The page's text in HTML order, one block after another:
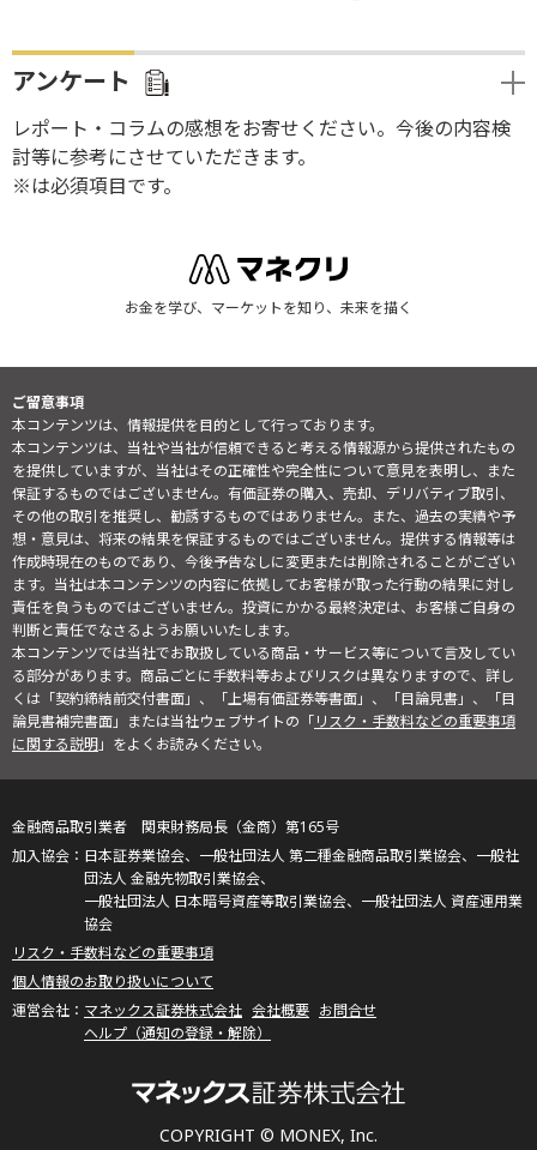
アンケート
レポート・コラムの感想をお寄せください。今後の内容検
討等に参考にさせていただきます。
※は必須項目です。
お金を学び、マーケットを知り、未来を描く
ご留意事項
本コンテンツは、情報提供を目的として行っております。
本コンテンツは、当社や当社が信頼できると考える情報源から提供されたもの
を提供していますが、当社はその正確性や完全性について意見を表明し、また
保証するものではございません。有価証券の購入、売却、デリバティブ取引、
その他の取引を推奨し、勧誘するものではありません。また、過去の実績や予
想・意見は、将来の結果を保証するものではございません。提供する情報等は
作成時現在のものであり、今後予告なしに変更または削除されることがござい
ます。当社は本コンテンツの内容に依拠してお客様が取った行動の結果に対し
責任を負うものではございません。投資にかかる最終決定は、お客様ご自身の
判断と責任でなさるようお願いいたします。
本コンテンツでは当社でお取扱している商品・サービス等について言及してい
る部分があります。商品ごとに手数料等およびリスクは異なりますので、詳し
くは「契約締結前交付書面」、「上場有価証券等書面」、「目論見書」、「目
論見書補完書面」または当社ウェブサイトの「リスク・手数料などの重要事項
に関する説明」をよくお読みください。
COPYRIGHT © MONEX, Inc.
金融商品取引業者 関東財務局長（金商）第165号
日本証券業協会、一般社団法人 第二種金融商品取引業協会、一般社
団法人 金融先物取引業協会、
一般社団法人 日本暗号資産等取引業協会、一般社団法人 資産運用業
協会
リスク・手数料などの重要事項
個人情報のお取り扱いについて
マネックス証券株式会社 会社概要 お問合せ
ヘルプ（通知の登録・解除）